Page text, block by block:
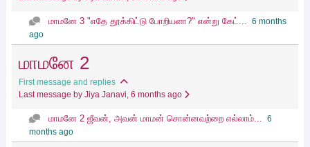
மாமனே 3 "எதே தூக்கிட்டு போறியளா?" என்று கேட்... 6 months
ago
மாமனே 2
First message and replies
Last message by Jiya Janavi, 6 months ago
மாமனே 2 ஜீவன், அவன் மாமன் சொன்னவற்றை எல்லாம்... 6
months ago